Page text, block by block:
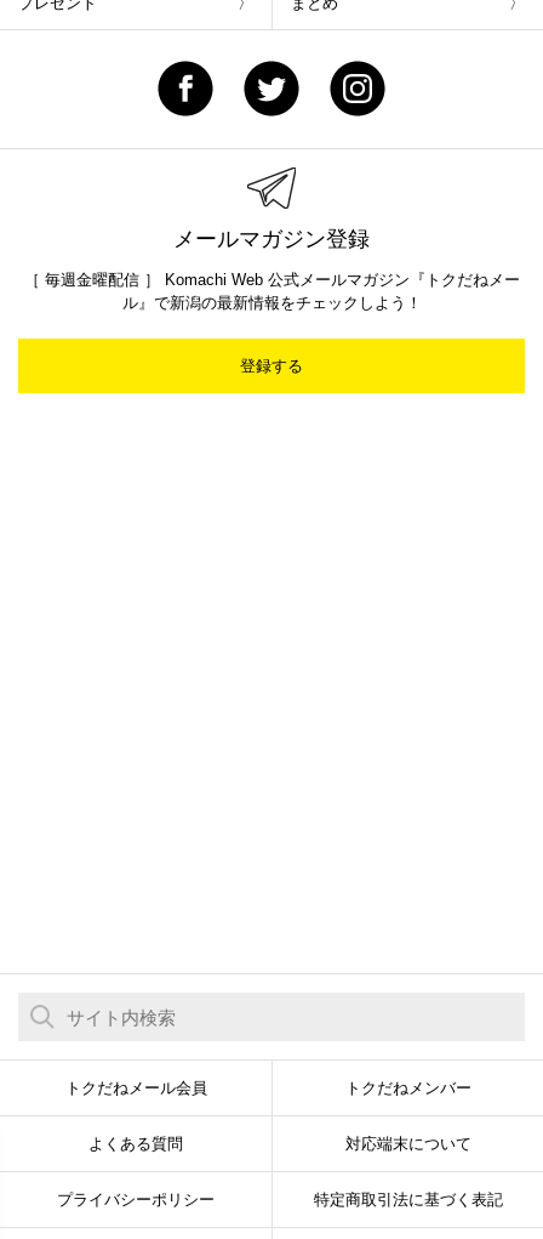
メールマガジン登録
［ 毎週金曜配信 ］ Komachi Web 公式メールマガジン『トクだねメー
ル』で新潟の最新情報をチェックしよう！
登録する
トクだねメール会員 トクだねメンバー
よくある質問 対応端末について
プライバシーポリシー 特定商取引法に基づく表記